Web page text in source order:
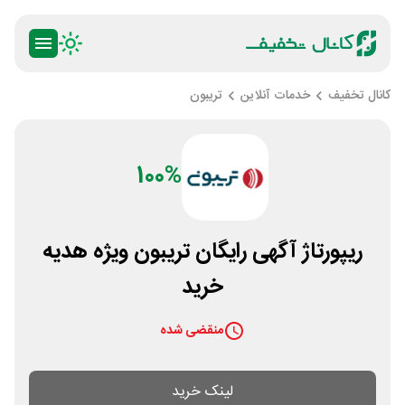
کانال تخفیف خدمات آنلاین تریبون
100%
ریپورتاژ آگهی رایگان تریبون ویژه هدیه
خرید
منقضی شده
لینک خرید